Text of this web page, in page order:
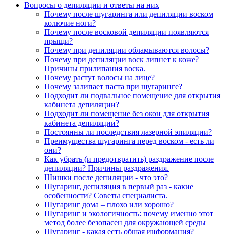
Вопросы о депиляции и ответы на них
Почему после шугаринга или депиляции воском
колючие ноги?
Почему после восковой депиляции появляются
прыщи?
Почему при депиляции обламываются волосы?
Почему при депиляции воск липнет к коже?
Причины прилипания воска.
Почему растут волосы на лице?
Почему залипает паста при шугаринге?
Подходит ли подвальное помещение для открытия
кабинета депиляции?
Подходит ли помещение без окон для открытия
кабинета депиляции?
Постоянны ли последствия лазерной эпиляции?
Преимущества шугаринга перед воском - есть ли
они?
Как убрать (и предотвратить) раздражение после
депиляции? Причины раздражения.
Шишки после депиляции - что это?
Шугаринг, депиляция в первый раз - какие
особенности? Советы специалиста.
Шугаринг дома – плохо или хорошо?
Шугаринг и экологичность: почему именно этот
метод более безопасен для окружающей среды
Шугаринг - какая есть общая информация?